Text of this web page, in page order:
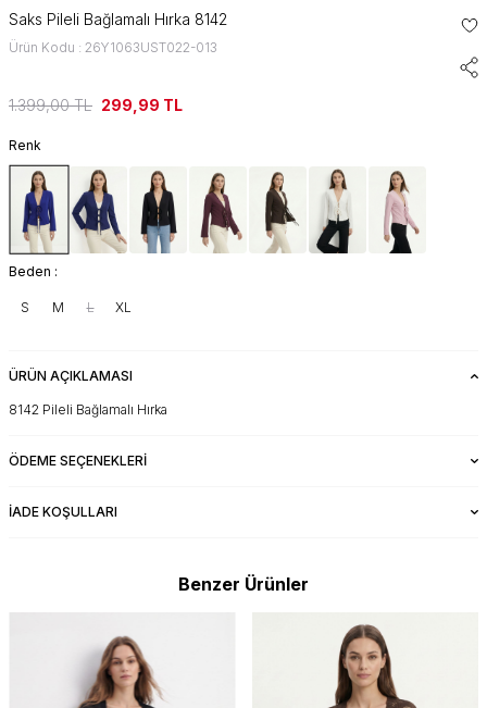
Saks Pileli Bağlamalı Hırka 8142
Ürün Kodu : 26Y1063UST022-013
1.399,00TL 299,99 TL
Renk
Beden :
S M L XL
ÜRÜN AÇIKLAMASI
8142 Pileli Bağlamalı Hırka
ÖDEME SEÇENEKLERI
İADE KOŞULLARI
Benzer Ürünler